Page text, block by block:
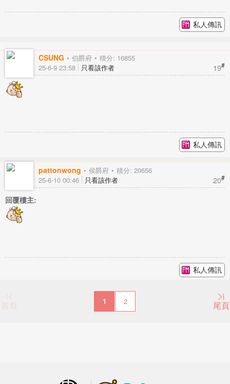
私人傳訊
CSUNG 伯爵府 積分: 16855
19#
25-6-9 23:58 只看該作者
私人傳訊
pattonwong 侯爵府 積分: 20656
20#
25-6-10 00:46 只看該作者
回覆樓主:
私人傳訊
首頁 1 2 尾頁